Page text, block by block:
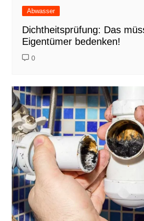
Abwasser
Dichtheitsprüfung: Das
Eigentümer bedenken!
0